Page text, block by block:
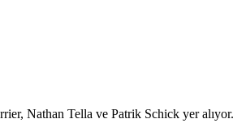
Nathan Tella ve Patrik Schick yer alıyor.